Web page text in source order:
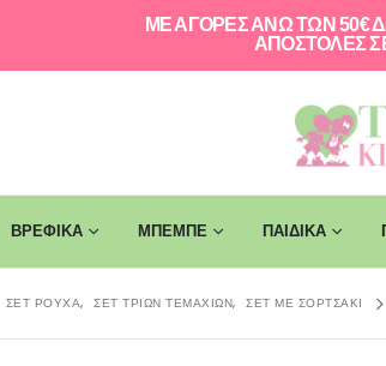
ΜΕ ΑΓΟΡΕΣ ΑΝΩ ΤΩΝ 50€
ΑΠΟΣΤΟΛΕΣ
ΒΡΕΦΙΚΑ ΜΠΕΜΠΕ ΠΑΙΔΙΚΑ
ΣΕΤ ΡΟΎΧΑ, ΣΕΤ ΤΡΙΏΝ ΤΕΜΑΧΊΩΝ, ΣΕΤ ΜΕ ΣΟΡΤΣΑΚΙ